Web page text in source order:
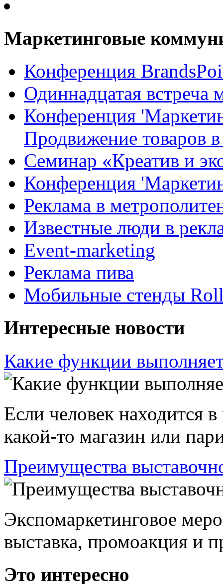
Маркетинговые
Конференция
Одиннадцатая
Конференция
Продвижение товаров
Семинар «Креатив и
Конференция
Реклама в
Известные люди в
Event-marketing
Реклама пива
Мобильные стенды
Интересные новости
Какие функции
Если человек находится
какой-то магазин или
Преимущества
Экспомаркетинговое
выставка, промоакция и
Это интересно